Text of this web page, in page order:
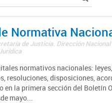
Normativa
de Justicia. Dirección Nacional
normativos nacionales:
resoluciones, disposiciones,
la primera sección del Boletín
mayo...